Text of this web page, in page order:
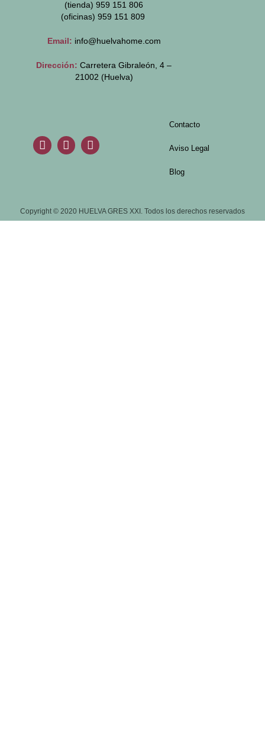
(tienda) 959 151 806
(oficinas) 959 151 809
Email: info@huelvahome.com
Dirección: Carretera Gibraleón, 4 –
21002 (Huelva)
Contacto
Aviso Legal
Blog
Copyright © 2020 HUELVA GRES XXI. Todos los derechos reservados